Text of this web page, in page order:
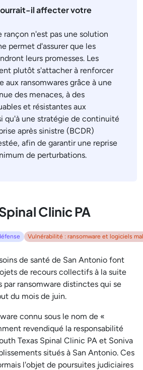
il affecter votre
rançon n'est pas une solution
permet d'assurer que les
leurs promesses. Les
plutôt s'attacher à renforcer
aux ransomwares grâce à une
des menaces, à des
et résistantes aux
qu'à une stratégie de continuité
après sinistre (BCDR)
afin de garantir une reprise
de perturbations.
Clinic PA
Vulnérabilité : ransomware et logiciels
de santé de San Antonio font
de recours collectifs à la suite
par ransomware distinctes qui se
du mois de juin.
connu sous le nom de «
revendiqué la responsabilité
Texas Spinal Clinic PA et Soniva
situés à San Antonio. Ces
l'objet de poursuites judiciaires